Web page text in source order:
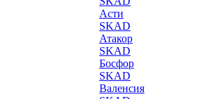
Асти
SKAD
Атакор
SKAD
Босфор
SKAD
Валенсия